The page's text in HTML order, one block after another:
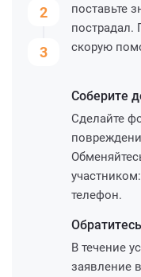
2
3
поставьте
пострадал.
скорую
Соберите
Сделайте
телефон.
Обратитесь
В течение
заявление